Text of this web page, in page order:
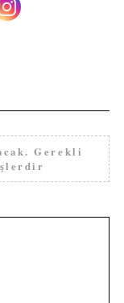
Gerekli